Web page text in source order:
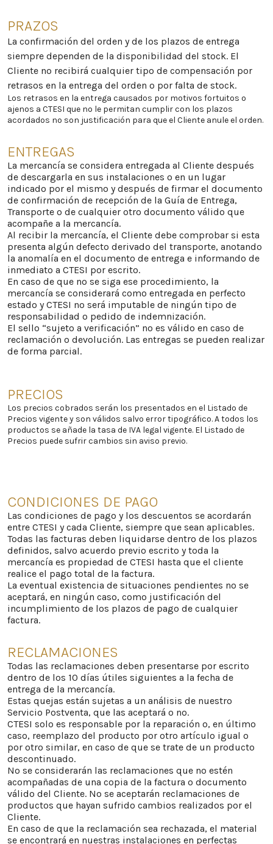
PRAZOS
La confirmación del orden y de los plazos de entrega
siempre dependen de la disponibilidad del stock. El
Cliente no recibirá cualquier tipo de compensación por
retrasos en la entrega del orden o por falta de stock.
Los retrasos en la entrega causados por motivos fortuitos o
ajenos a CTESI que no le permitan cumplir con los plazos
acordados no son justificación para que el Cliente anule el orden.
ENTREGAS
La mercancía se considera entregada al Cliente después
de descargarla en sus instalaciones o en un lugar
indicado por el mismo y después de firmar el documento
de confirmación de recepción de la Guía de Entrega,
Transporte o de cualquier otro documento válido que
acompañe a la mercancía.
Al recibir la mercancía, el Cliente debe comprobar si esta
presenta algún defecto derivado del transporte, anotando
la anomalía en el documento de entrega e informando de
inmediato a CTESI por escrito.
En caso de que no se siga ese procedimiento, la
mercancía se considerará como entregada en perfecto
estado y CTESI no será imputable de ningún tipo de
responsabilidad o pedido de indemnización.
El sello “sujeto a verificación” no es válido en caso de
reclamación o devolución. Las entregas se pueden realizar
de forma parcial.
PRECIOS
Los precios cobrados serán los presentados en el Listado de
Precios vigente y son válidos salvo error tipográfico. A todos los
productos se añade la tasa de IVA legal vigente. El Listado de
Precios puede sufrir cambios sin aviso previo.
CONDICIONES DE PAGO
Las condiciones de pago y los descuentos se acordarán
entre CTESI y cada Cliente, siempre que sean aplicables.
Todas las facturas deben liquidarse dentro de los plazos
definidos, salvo acuerdo previo escrito y toda la
mercancía es propiedad de CTESI hasta que el cliente
realice el pago total de la factura.
La eventual existencia de situaciones pendientes no se
aceptará, en ningún caso, como justificación del
incumplimiento de los plazos de pago de cualquier
factura.
RECLAMACIONES
Todas las reclamaciones deben presentarse por escrito
dentro de los 10 días útiles siguientes a la fecha de
entrega de la mercancía.
Estas quejas están sujetas a un análisis de nuestro
Servicio Postventa, que las aceptará o no.
CTESI solo es responsable por la reparación o, en último
caso, reemplazo del producto por otro artículo igual o
por otro similar, en caso de que se trate de un producto
descontinuado.
No se considerarán las reclamaciones que no estén
acompañadas de una copia de la factura o documento
válido del Cliente. No se aceptarán reclamaciones de
productos que hayan sufrido cambios realizados por el
Cliente.
En caso de que la reclamación sea rechazada, el material
se encontrará en nuestras instalaciones en perfectas